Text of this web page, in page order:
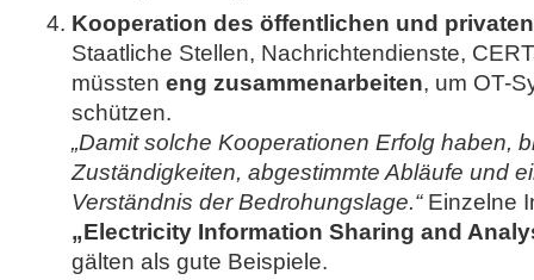
Kooperation des öffentlichen und
Staatliche Stellen, Nachrichtendienste,
müssten eng zusammenarbeiten, um OT-
schützen.
„Damit solche Kooperationen Erfolg haben,
Zuständigkeiten, abgestimmte Abläufe und
Verständnis der Bedrohungslage.“Einzelne
„Electricity Information Sharing and
gälten als gute Beispiele.